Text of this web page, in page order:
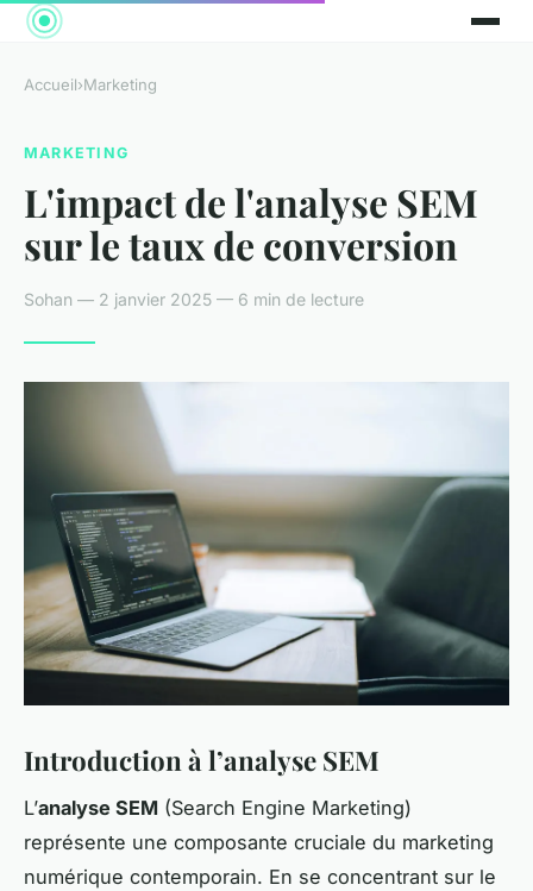
Accueil›Marketing
MARKETING
L'impact de l'analyse SEM
sur le taux de conversion
Sohan — 2 janvier 2025 — 6 min de lecture
Introduction à l’analyse SEM
L’analyse SEM (Search Engine Marketing)
représente une composante cruciale du marketing
numérique contemporain. En se concentrant sur le